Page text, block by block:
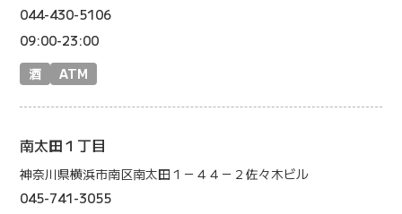
044-430-5106
09:00-23:00
酒
ATM
南太田１丁目
神奈川県横浜市南区南太田１－４４－２佐々木ビル
045-741-3055